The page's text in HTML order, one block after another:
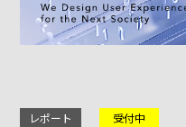
レポート 受付中